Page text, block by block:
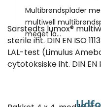
Sarstedts lumox®
sterile iht. DIN EN ISO
LAL-test (Limulus
cytotoksiske iht. DIN EN
Multibrøndsplader
multiwell
meget la...